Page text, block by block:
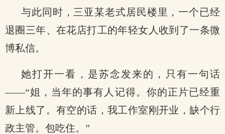
与此同时，三亚某老式居民楼里，一个已经
退圈三年、在花店打工的年轻女人收到了一条微
博私信。
她打开一看，是苏念发来的，只有一句话
——“姐，当年的事有人记得。你的正片已经重
新上线了。有空的话，我工作室刚开业，缺个行
政主管。包吃住。”